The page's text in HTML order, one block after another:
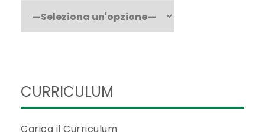
CURRICULUM
Carica il Curriculum